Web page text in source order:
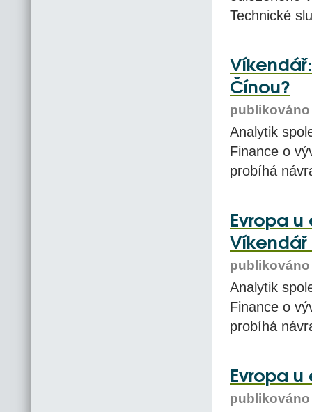
Technické
Čínou?
publikováno
Analytik
Finance o
probíhá
Evropa
publikováno
Analytik
Finance o
probíhá
Evropa
publikováno